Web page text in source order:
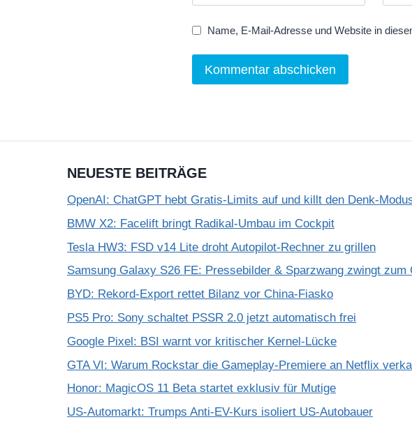
Name, E-Mail-Adresse und Website in
NEUESTE BEITRÄGE
OpenAI: ChatGPT hebt Gratis-Limits auf und killt den Denk-
BMW X2: Facelift bringt Radikal-Umbau im Cockpit
Tesla HW3: FSD v14 Lite droht Autopilot-Rechner zu grillen
Samsung Galaxy S26 FE: Pressebilder & Sparzwang zwingt zum
BYD: Rekord-Export rettet Bilanz vor China-Fiasko
PS5 Pro: Sony schaltet PSSR 2.0 jetzt automatisch frei
Google Pixel: BSI warnt vor kritischer Kernel-Lücke
GTA VI: Warum Rockstar die Gameplay-Premiere an Netflix
Honor: MagicOS 11 Beta startet exklusiv für Mutige
US-Automarkt: Trumps Anti-EV-Kurs isoliert US-Autobauer